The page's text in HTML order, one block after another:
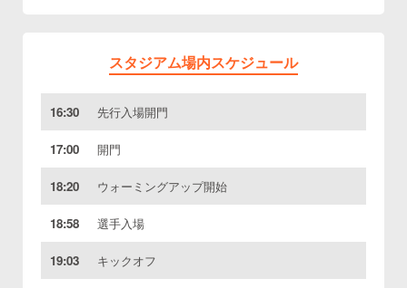
スタジアム場内スケジュール
16:30 先行入場開門
17:00 開門
18:20 ウォーミングアップ開始
18:58 選手入場
19:03 キックオフ